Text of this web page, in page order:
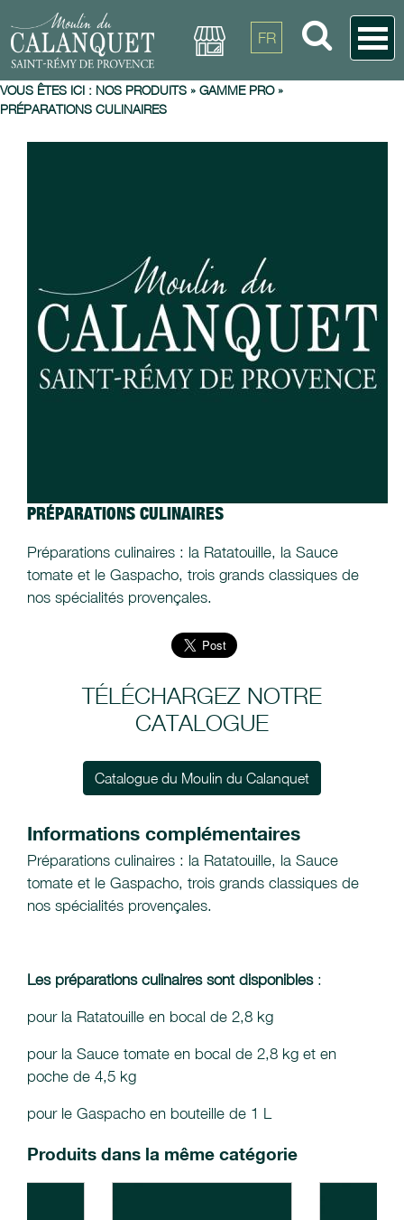
FR
VOUS ÊTES ICI : NOS PRODUITS » GAMME PRO»
PRÉPARATIONS CULINAIRES
PRÉPARATIONS CULINAIRES
Préparations culinaires : la Ratatouille, la Sauce
tomate et le Gaspacho, trois grands classiques de
nos spécialités provençales.
TÉLÉCHARGEZ NOTRE
CATALOGUE
Catalogue du Moulin du Calanquet
Informations complémentaires
Préparations culinaires : la Ratatouille, la Sauce
tomate et le Gaspacho, trois grands classiques de
nos spécialités provençales.
Les préparations culinaires sont disponibles:
pour la Ratatouille en bocal de 2,8 kg
pour la Sauce tomate en bocal de 2,8 kg et en
poche de 4,5 kg
pour le Gaspacho en bouteille de 1 L
Produits dans la même catégorie